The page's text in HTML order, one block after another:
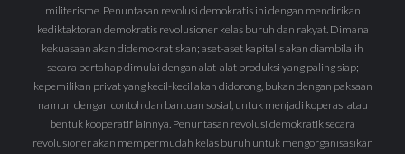
militerisme. Penuntasan revolusi demokratis ini dengan mendirikan
kediktaktoran demokratis revolusioner kelas buruh dan rakyat. Dimana
kekuasaan akan didemokratiskan; aset-aset kapitalis akan diambilalih
secara bertahap dimulai dengan alat-alat produksi yang paling siap;
kepemilikan privat yang kecil-kecil akan didorong, bukan dengan paksaan
namun dengan contoh dan bantuan sosial, untuk menjadi koperasi atau
bentuk kooperatif lainnya. Penuntasan revolusi demokratik secara
revolusioner akan mempermudah kelas buruh untuk mengorganisasikan